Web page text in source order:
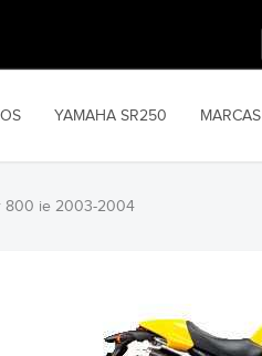
YAMAHA SR250 MARCAS
800 ie 2003-2004